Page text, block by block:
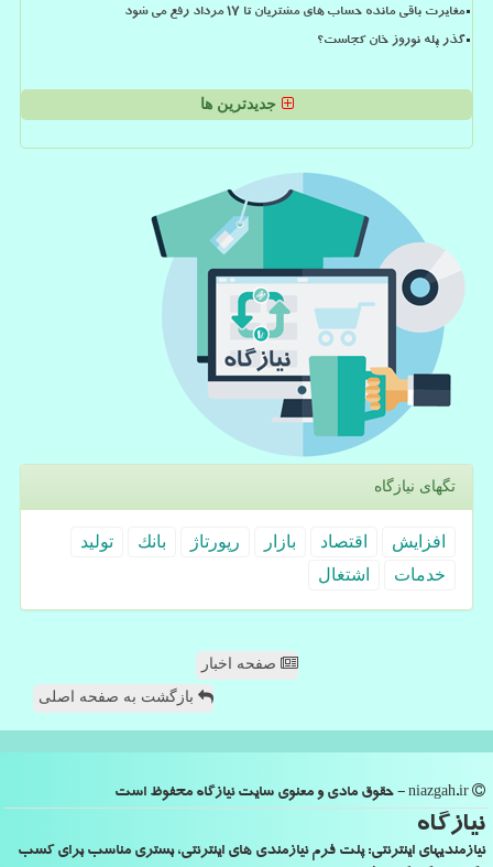
مغایرت باقی مانده حساب های مشتریان تا 17 مرداد رفع می شود
گذر پله نوروز خان کجاست؟
جدیدترین ها
تگهای نیازگاه
افزایش اقتصاد بازار رپورتاژ بانك
تولید
خدمات
اشتغال
صفحه اخبار
بازگشت به صفحه اصلی
نیازگاه
نیازمندیهای اینترنتی: پلت فرم نیازمندی های اینترنتی، بستری مناسب برای کسب